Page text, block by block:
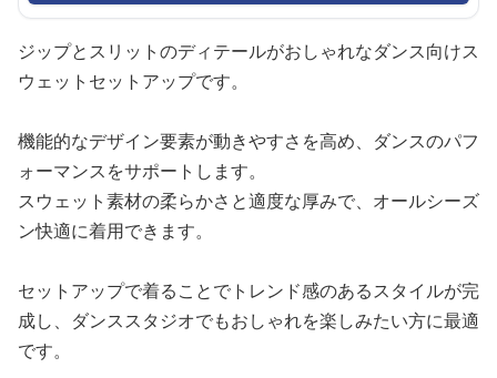
ジップとスリットのディテールがおしゃれなダンス向けス
ウェットセットアップです。
機能的なデザイン要素が動きやすさを高め、ダンスのパフ
ォーマンスをサポートします。
スウェット素材の柔らかさと適度な厚みで、オールシーズ
ン快適に着用できます。
セットアップで着ることでトレンド感のあるスタイルが完
成し、ダンススタジオでもおしゃれを楽しみたい方に最適
です。